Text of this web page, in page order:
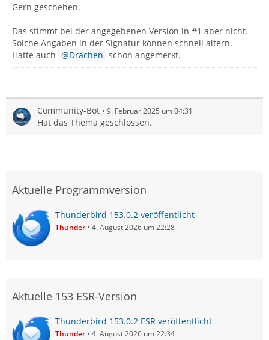
Gern geschehen.
---------------------------------
Das stimmt bei der angegebenen Version in #1 aber nicht.
Solche Angaben in der Signatur können schnell altern.
Hatte auch
Drachen schon angemerkt.
Community-Bot 9. Februar 2025 um 04:31
Hat das Thema geschlossen.
Aktuelle Programmversion
Thunderbird 153.0.2 veröffentlicht
Thunder 4. August 2026 um 22:28
Aktuelle 153 ESR-Version
Thunderbird 153.0.2 ESR veröffentlicht
Thunder 4. August 2026 um 22:34